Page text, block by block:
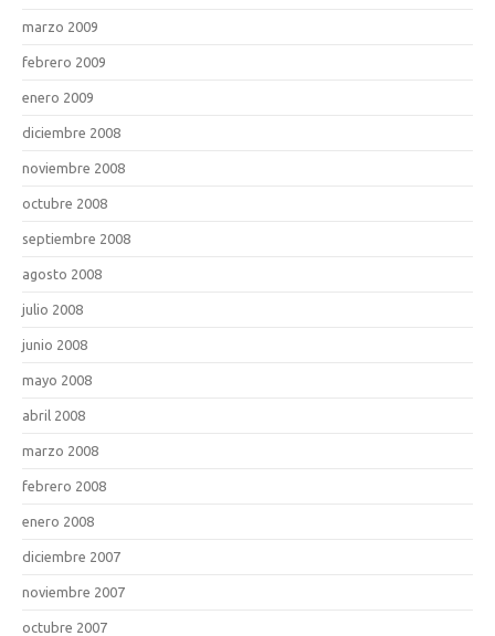
marzo 2009
febrero 2009
enero 2009
diciembre 2008
noviembre 2008
octubre 2008
septiembre 2008
agosto 2008
julio 2008
junio 2008
mayo 2008
abril 2008
marzo 2008
febrero 2008
enero 2008
diciembre 2007
noviembre 2007
octubre 2007